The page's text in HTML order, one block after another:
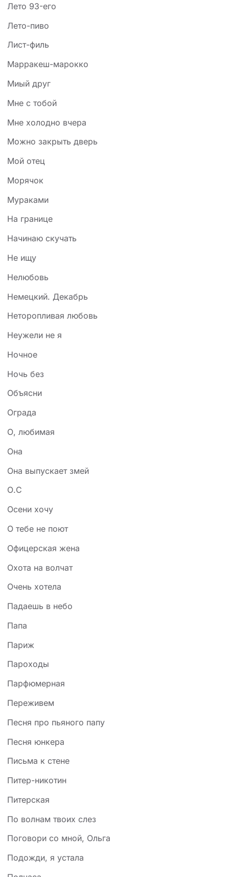
Лето 93-его
Лето-пиво
Лист-филь
Марракеш-марокко
Миый друг
Мне с тобой
Мне холодно вчера
Можно закрыть дверь
Мой отец
Морячок
Мураками
На границе
Начинаю скучать
Не ищу
Нелюбовь
Немецкий. Декабрь
Неторопливая любовь
Неужели не я
Ночное
Ночь без
Объясни
Ограда
О, любимая
Она
Она выпускает змей
О.С
Осени хочу
О тебе не поют
Офицерская жена
Охота на волчат
Очень хотела
Падаешь в небо
Папа
Париж
Пароходы
Парфюмерная
Переживем
Песня про пьяного папу
Песня юнкера
Письма к стене
Питер-никотин
Питерская
По волнам твоих слез
Поговори со мной, Ольга
Подожди, я устала